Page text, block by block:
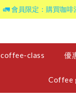
🚛 會員限定：購買咖
coffee-class 優
Coffee